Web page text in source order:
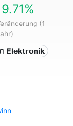
(1
Elektronik